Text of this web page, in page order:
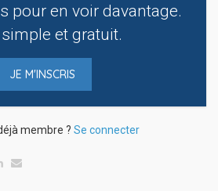
pour en voir davantage.
simple et gratuit.
JE M'INSCRIS
membre ? Se connecter